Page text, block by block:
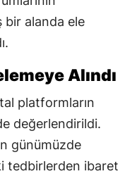
bir alanda ele
Alındı
platformların
değerlendirildi.
günümüzde
tedbirlerden ibaret